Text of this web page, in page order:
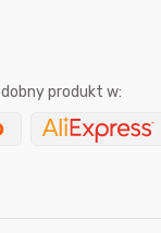
produkt w: